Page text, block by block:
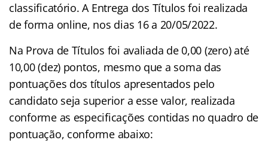
classificatório. A Entrega dos Títulos foi realizada
de forma online, nos dias 16 a 20/05/2022.
Na Prova de Títulos foi avaliada de 0,00 (zero) até
10,00 (dez) pontos, mesmo que a soma das
pontuações dos títulos apresentados pelo
candidato seja superior a esse valor, realizada
conforme as especificações contidas no quadro de
pontuação, conforme abaixo: